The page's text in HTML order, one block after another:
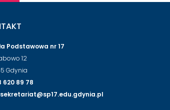
Podstawowa nr 17
12
Gdynia
620 89 78
sekretariat@sp17.edu.gdynia.pl